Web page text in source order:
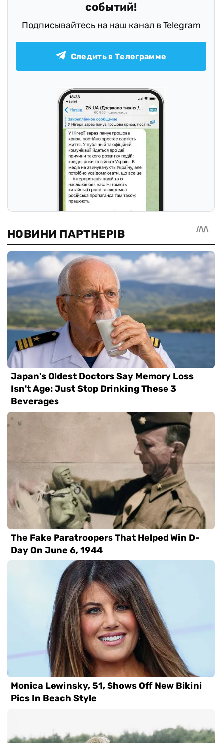
событий!
Подписывайтесь на наш канал в Telegram
Следить в Телеграмме